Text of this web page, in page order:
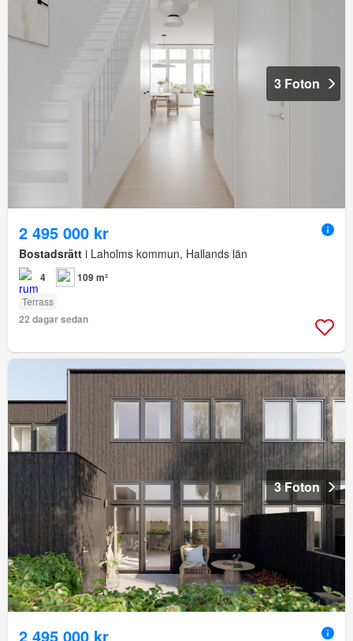
3 Foton
2 495 000 kr
Bostadsrätt i Laholms kommun, Hallands län
4 109 m²
Terrass
22 dagar sedan
3 Foton
2 495 000 kr